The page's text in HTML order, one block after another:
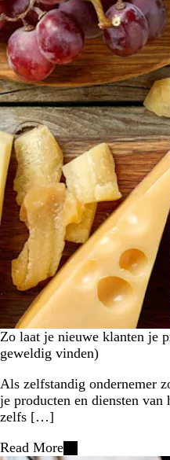
Zo laat je nieuwe klanten je
geweldig vinden)
Als zelfstandig ondernemer
je producten en diensten
zelfs […]
Read More